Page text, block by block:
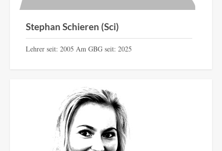
Stephan Schieren (Sci)
Lehrer seit: 2005 Am GBG seit: 2025